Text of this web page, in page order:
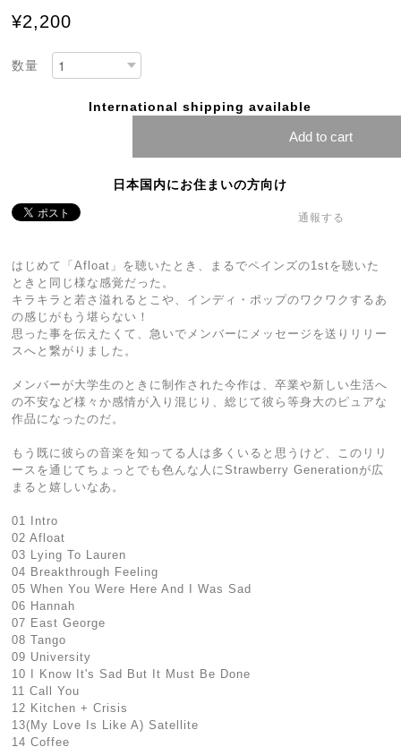
¥2,200
数量
International shipping available
Add to cart
日本国内にお住まいの方向け
通報する
はじめて「Afloat」を聴いたとき、まるでペインズの1stを聴いた
ときと同じ様な感覚だった。
キラキラと若さ溢れるとこや、インディ・ポップのワクワクするあ
の感じがもう堪らない！
思った事を伝えたくて、急いでメンバーにメッセージを送りリリー
スへと繋がりました。
メンバーが大学生のときに制作された今作は、卒業や新しい生活へ
の不安など様々か感情が入り混じり、総じて彼ら等身大のピュアな
作品になったのだ。
もう既に彼らの音楽を知ってる人は多くいると思うけど、このリリ
ースを通じてちょっとでも色んな人にStrawberry Generationが広
まると嬉しいなあ。
01 Intro
02 Afloat
03 Lying To Lauren
04 Breakthrough Feeling
05 When You Were Here And I Was Sad
06 Hannah
07 East George
08 Tango
09 University
10 I Know It's Sad But It Must Be Done
11 Call You
12 Kitchen + Crisis
13(My Love Is Like A) Satellite
14 Coffee